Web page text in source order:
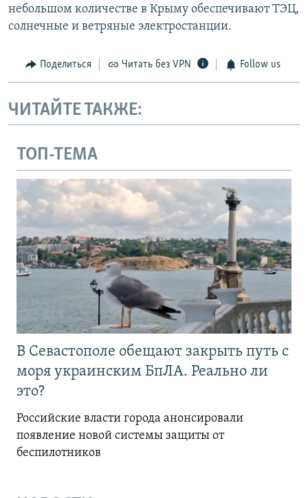
небольшом количестве в Крыму обеспечивают ТЭЦ,
солнечные и ветряные электростанции.
Поделиться Читать без VPN Follow us
ЧИТАЙТЕ ТАКЖЕ:
ТОП-ТЕМА
В Севастополе обещают закрыть путь с
моря украинским БпЛА. Реально ли
это?
Российские власти города анонсировали
появление новой системы защиты от
беспилотников